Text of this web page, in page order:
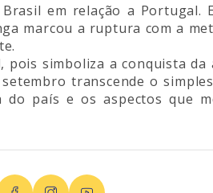
em relação a Portugal.
marcou a ruptura com a
simboliza a conquista da
transcende o
país e os aspectos que